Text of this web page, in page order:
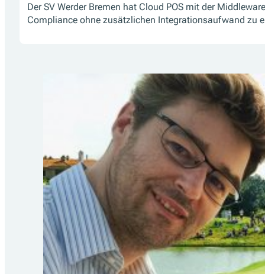
Der SV Werder Bremen hat Cloud POS mit der
Compliance ohne zusätzlichen Integrationsaufwand zu